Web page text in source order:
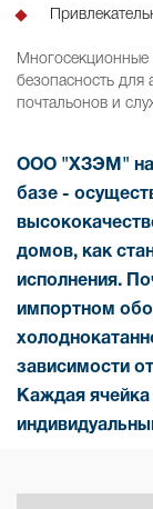
Многосекционные
безопасность для
почтальонов и
ООО "ХЗЭМ" на
базе -
домов, как
исполнения.
импортном
зависимости
Каждая ячейка